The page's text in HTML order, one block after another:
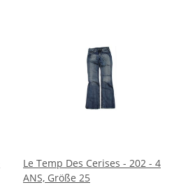
Le Temp Des Cerises - 202 - 4
ANS, Größe 25